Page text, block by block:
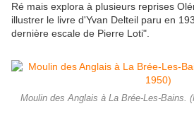
Ré mais explora à plusieurs reprises
illustrer le livre d'Yvan Delteil paru en
dernière escale de Pierre Loti".
Moulin des Anglais à La Brée-Les-Bains.